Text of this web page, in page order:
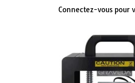
Connectez-vous pour